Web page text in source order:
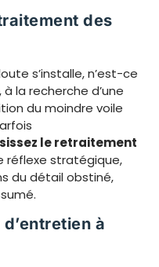
des
s’installe, n’est-ce
la recherche d’une
du moindre voile
le retraitement
réflexe stratégique,
du détail obstiné,
à